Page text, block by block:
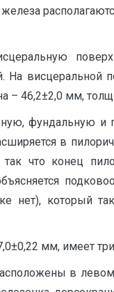
висцеральной
– 46,2±2,0 мм,
фундальную и
в
что конец
нет), который
мм, имеет
в